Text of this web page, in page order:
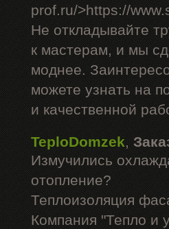
prof.ru/>https://
Не откладывайте
к мастерам, и мы
моднее.
можете узнать на
и качественной
TeploDomzek,
Измучились
отопление?
Теплоизоляция
Компания "Тепло и